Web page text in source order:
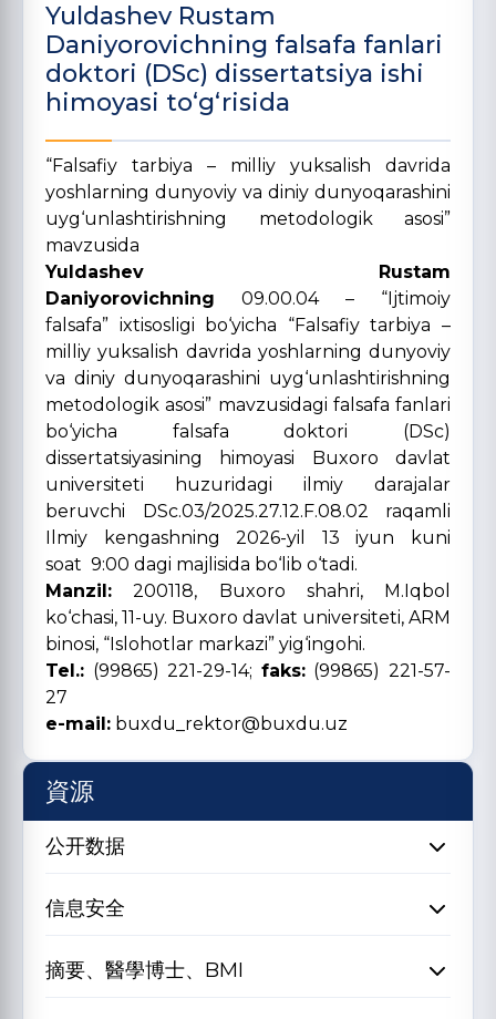
Yuldashev Rustam
Daniyorovichning falsafa fanlari
doktori (DSc) dissertatsiya ishi
himoyasi to‘g‘risida
“Falsafiy tarbiya – milliy yuksalish davrida
yoshlarning dunyoviy va diniy dunyoqarashini
uyg‘unlashtirishning metodologik asosi”
mavzusida
Yuldashev Rustam
Daniyorovichning 09.00.04 – “Ijtimoiy
falsafa” ixtisosligi bo‘yicha “Falsafiy tarbiya –
milliy yuksalish davrida yoshlarning dunyoviy
va diniy dunyoqarashini uyg‘unlashtirishning
metodologik asosi” mavzusidagi falsafa fanlari
bo‘yicha falsafa doktori (DSc)
dissertatsiyasining himoyasi Buxoro davlat
universiteti huzuridagi ilmiy darajalar
beruvchi DSc.03/2025.27.12.F.08.02 raqamli
Ilmiy kengashning 2026-yil 13 iyun kuni
soat 9:00 dagi majlisida bo‘lib o‘tadi.
Manzil: 200118, Buxoro shahri, M.Iqbol
ko‘chasi, 11-uy. Buxoro davlat universiteti, ARM
binosi, “Islohotlar markazi” yig‘ingohi.
Tel.: (99865) 221-29-14; faks:(99865) 221-57-
27
e-mail: buxdu_rektor@buxdu.uz
資源
公开数据
信息安全
摘要、醫學博士、BMI